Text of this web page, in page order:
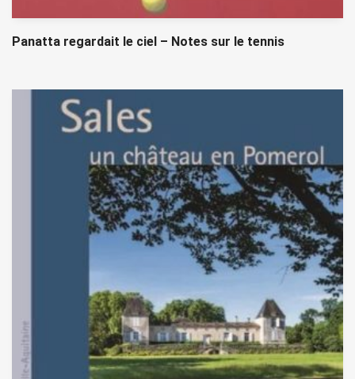
Panatta regardait le ciel – Notes sur le tennis